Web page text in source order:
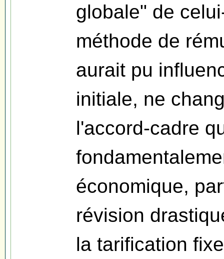
globale" de
méthode de
aurait pu
initiale, ne
l'accord-cadre
économique,
révision
la tarification